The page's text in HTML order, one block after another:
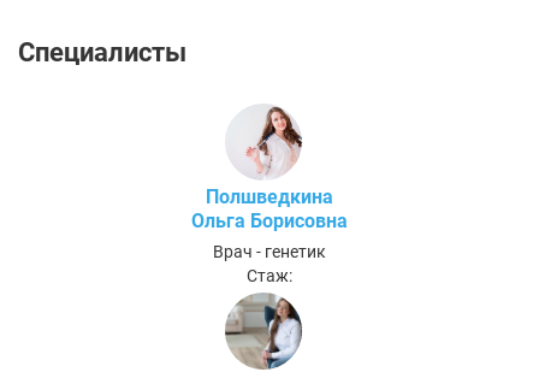
Специалисты
Полшведкина
Ольга Борисовна
Врач - генетик
Стаж: